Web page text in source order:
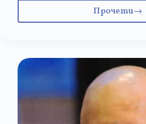
Прочети
Четири